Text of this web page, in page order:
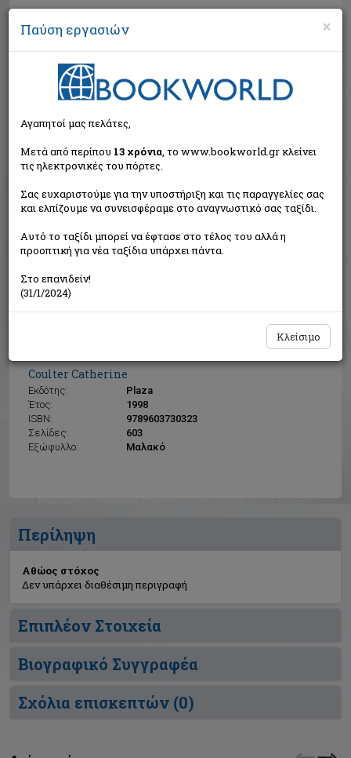
Αναζήτηση
Coulter Catherine
Εκδότης:
Plaza
Έτος:
1998
ISBN:
9789603730323
Σελίδες:
603
Εξώφυλλο:
Μαλακό
Εξαντλημένο από τον
εκδότη
Περίληψη
Αθώος στόχος
Δεν υπάρχει διαθέσιμη περιγραφή
Επιπλέον Στοιχεία
Βιογραφικό Συγγραφέα
Σχόλια επισκεπτών (0)
×
Παύση εργασιών
Αγαπητοί μας πελάτες,
Μετά από περίπου 13 χρόνια, το www.bookworld.gr κλείνει
τις ηλεκτρονικές του πόρτες.
Σας ευχαριστούμε για την υποστήριξη και τις παραγγελίες σας
και ελπίζουμε να συνεισφέραμε στο αναγνωστικό σας ταξίδι.
Αυτό το ταξίδι μπορεί να έφτασε στο τέλος του αλλά η
προοπτική για νέα ταξίδια υπάρχει πάντα.
Στο επανιδείν!
(31/1/2024)
Κλείσιμο